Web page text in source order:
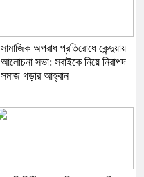
সামাজিক অপরাধ প্রতিরোধে কেন্দুয়ায়
আলোচনা সভা: সবাইকে নিয়ে নিরাপদ
সমাজ গড়ার আহ্বান